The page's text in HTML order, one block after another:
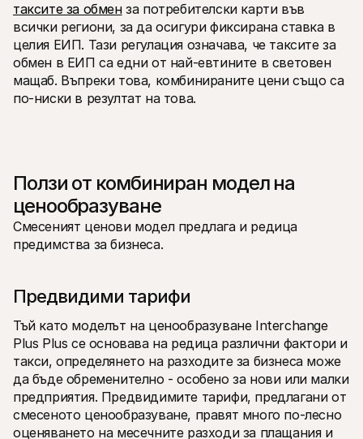
таксите за обмен за потребителски карти във
всички региони, за да осигури фиксирана ставка в
целия ЕИП. Тази регулация означава, че таксите за
обмен в ЕИП са едни от най-евтините в световен
мащаб. Въпреки това, комбинираните цени също са
по-ниски в резултат на това.
Ползи от комбиниран модел на
ценообразуване
Смесеният ценови модел предлага и редица
предимства за бизнеса.
Предвидими тарифи
Тъй като моделът на ценообразуване Interchange
Plus Plus се основава на редица различни фактори и
такси, определянето на разходите за бизнеса може
да бъде обременително - особено за нови или малки
предприятия. Предвидимите тарифи, предлагани от
смесеното ценообразуване, правят много по-лесно
оценяването на месечните разходи за плащания и